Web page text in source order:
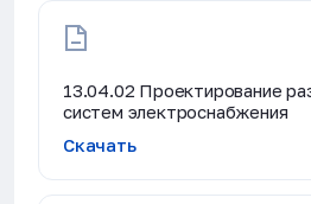
13.04.02 Проектирование
систем электроснабжения
Скачать